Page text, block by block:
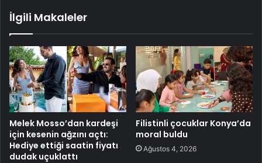
İlgili Makaleler
Melek Mosso’dan kardeşi
için kesenin ağzını açtı:
Hediye ettiği saatin fiyatı
dudak uçuklattı
Filistinli çocuklar Konya’da
moral buldu
Ağustos 4, 2026